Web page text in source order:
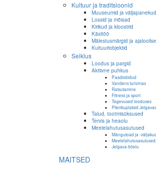
Kultuur ja traditsioonid
Muuseumid ja väljapanekud
Lossid ja mõisad
Kirikud ja kloostrid
Käsitöö
Mälestusmärgid ja
Kultuuriobjektid
Seiklus
Loodus ja pargid
Aktiivne puhkus
Paadisõidud
Vandens turizmas
Ratsutamine
Fitness ja sport
Tegevused looduses
Piknikuplatsid
Talud, tootmisüksused
Tervis ja heaolu
Meelelahutusasutused
Mängutoad ja -
Meelelahutusasutused
Jelgava ööelu
MAITSED